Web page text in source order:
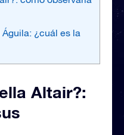
¿cuál es la
Altair?: